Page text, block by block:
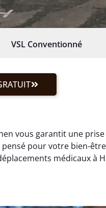
VSL Conventionné
vous garantit une
pour votre bien-
médicaux à